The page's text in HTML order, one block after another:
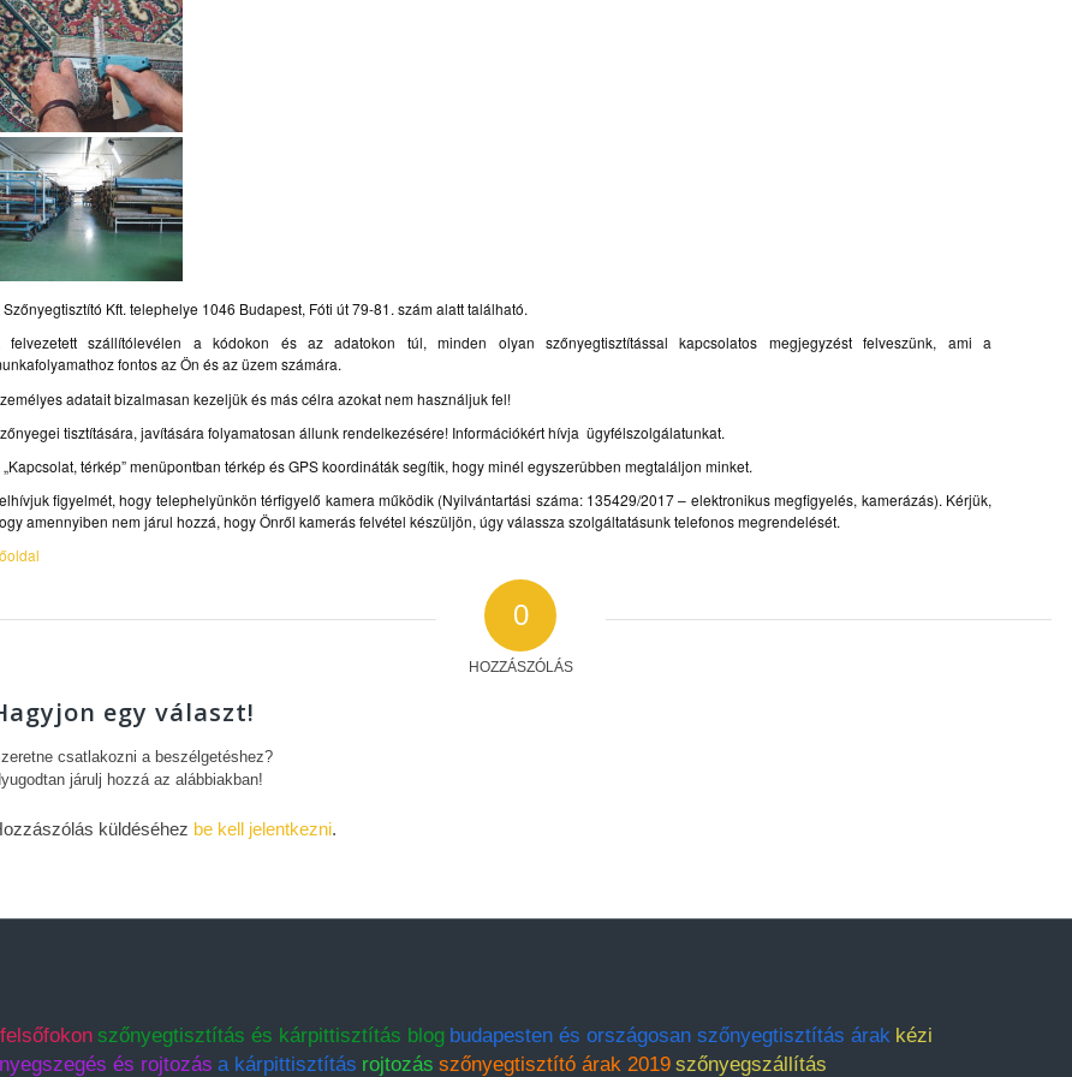
Szőnyegtisztító Kft. telephelye 1046 Budapest, Fóti út 79-81. szám alatt található.
felvezetett szállítólevélen a kódokon és az adatokon túl, minden olyan szőnyegtisztítással kapcsolatos megjegyzést felveszünk, ami a
fontos az Ön és az üzem számára.
adatait bizalmasan kezeljük és más célra azokat nem használjuk fel!
tisztítására, javítására folyamatosan állunk rendelkezésére! Információkért hívja ügyfélszolgálatunkat.
„Kapcsolat, térkép” menüpontban térkép és GPS koordináták segítik, hogy minél egyszerûbben megtaláljon minket.
figyelmét, hogy telephelyünkön térfigyelő kamera működik (Nyilvántartási száma: 135429/2017 – elektronikus megfigyelés, kamerázás). Kérjük,
amennyiben nem járul hozzá, hogy Önről kamerás felvétel készüljön, úgy válassza szolgáltatásunk telefonos megrendelését.
0
HOZZÁSZÓLÁS
egy választ!
csatlakozni a beszélgetéshez?
járulj hozzá az alábbiakban!
küldéséhez be kell jelentkezni.
szőnyegtisztítás és kárpittisztítás blog budapesten és országosan szőnyegtisztítás árak kézi
és rojtozás a kárpittisztítás rojtozás szőnyegtisztító árak 2019 szőnyegszállítás